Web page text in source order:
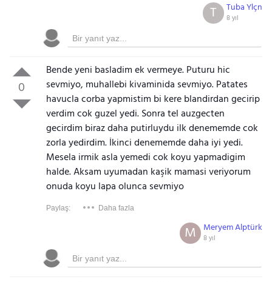
Tuba Ylçn
8 yıl
T
0
Bende yeni basladim ek vermeye. Puturu hic
sevmiyo, muhallebi kivaminida sevmiyo. Patates
havucla corba yapmistim bi kere blandirdan gecirip
verdim cok guzel yedi. Sonra tel auzgecten
gecirdim biraz daha putirluydu ilk denememde cok
zorla yedirdim. İkinci denememde daha iyi yedi.
Mesela irmik asla yemedi cok koyu yapmadigim
halde. Aksam uyumadan kaşik mamasi veriyorum
onuda koyu lapa olunca sevmiyo
Paylaş: Daha fazla
Meryem Alptürk
8 yıl
M